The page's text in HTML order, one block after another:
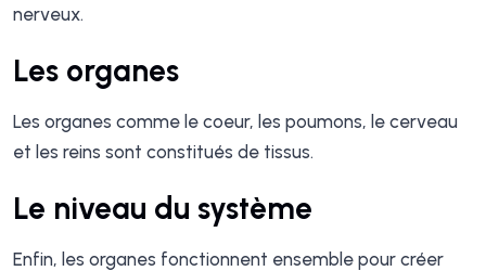
nerveux.
Les organes
Les organes comme le coeur, les poumons, le cerveau
et les reins sont constitués de tissus.
Le niveau du système
Enfin, les organes fonctionnent ensemble pour créer